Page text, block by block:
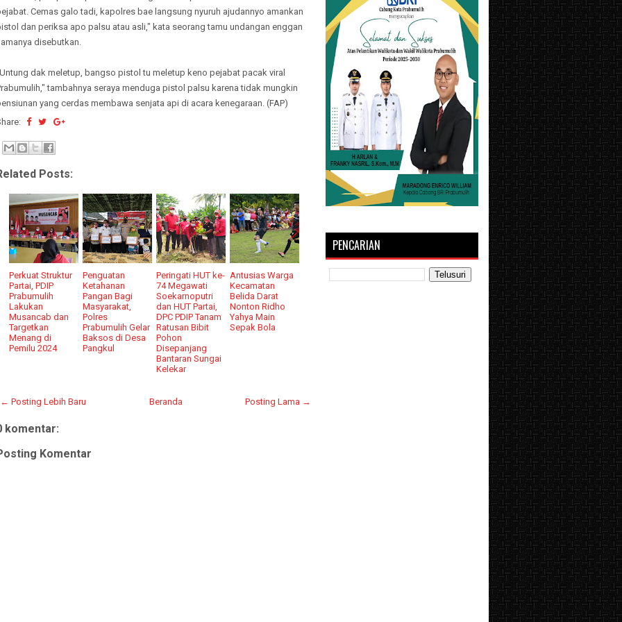
Cemas galo tadi, kapolres bae langsung nyuruh ajudannyo amankan
dan periksa apo palsu atau asli," kata seorang tamu undangan enggan
disebutkan.
dak meletup, bangso pistol tu meletup keno pejabat pacak viral
tambahnya seraya menduga pistol palsu karena tidak mungkin
yang cerdas membawa senjata api di acara kenegaraan. (FAP)
Posts:
Perkuat Struktur
Partai, PDIP
Prabumulih
Lakukan
Musancab dan
Targetkan
Menang di
Pemilu 2024
Penguatan
Ketahanan
Pangan Bagi
Masyarakat,
Polres
Prabumulih Gelar
Baksos di Desa
Pangkul
Peringati HUT ke-
74 Megawati
Soekarnoputri
dan HUT Partai,
DPC PDIP Tanam
Ratusan Bibit
Pohon
Disepanjang
Bantaran Sungai
Kelekar
Antusias Warga
Kecamatan
Belida Darat
Nonton Ridho
Yahya Main
Sepak Bola
← Posting Lebih Baru Posting Lama →
Beranda
komentar:
Komentar
PENCARIAN